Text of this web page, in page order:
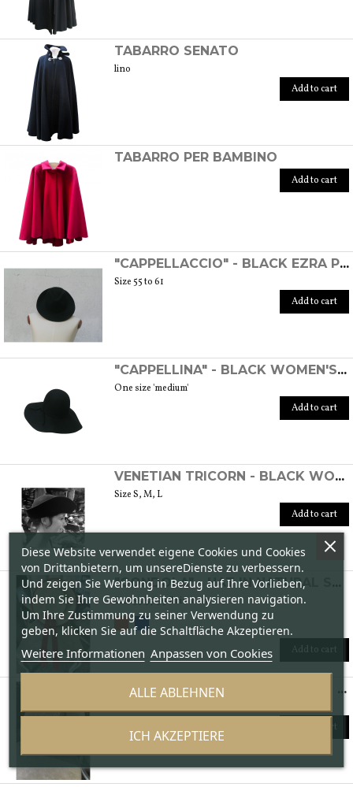
TABARRO SENATO
lino
Add to cart
TABARRO PER BAMBINO
Add to cart
"CAPPELLACCIO" - BLACK EZRA POUND HAT
Size 55 to 61
Add to cart
"CAPPELLINA" - BLACK WOMEN'S WOOL FELT HAT
One size 'medium'
Add to cart
VENETIAN TRICORN - BLACK WOMEN'S FELT HAT
Size S, M, L
Add to cart
Size 55/57/59 Brim 8 cm
Add to cart
"CANOTTIERI" - HAT IN NATURAL STRAW
Add to cart
Diese Website verwendet eigene Cookies und Cookies
von Drittanbietern, um unsereDienste zu verbessern.
Und zeigen Sie Werbung in Bezug auf Ihre Vorlieben,
indem Sie Ihre Gewohnheiten analysieren navigation.
Um Ihre Zustimmung zu seiner Verwendung zu
geben, klicken Sie auf die Schaltfläche Akzeptieren.
Weitere Informationen Anpassen von Cookies
ALLE ABLEHNEN
ICH AKZEPTIERE